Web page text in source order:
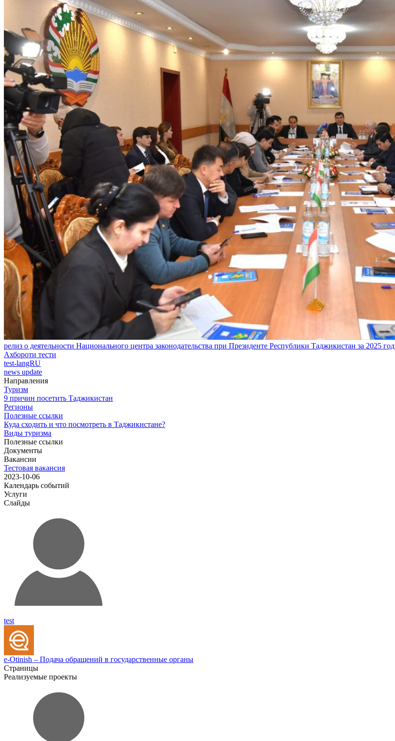
релиз о деятельности Национального центра законодательства при Президенте Республики Таджикистан за 2025 год
Ахбороти тести
test-langRU
news update
Направления
Туризм
9 причин посетить Таджикистан
Регионы
Полезные ссылки
Куда сходить и что посмотреть в Таджикистане?
Виды туризма
Полезные ссылки
Документы
Вакансии
Тестовая вакансия
2023-10-06
Календарь событий
Услуги
Слайды
test
e-Otinish – Подача обращений в государственные органы
Страницы
Реализуемые проекты